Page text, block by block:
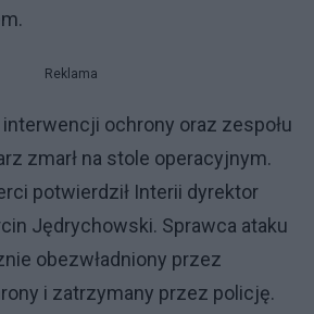
Reklama
ochrony oraz zespołu
zmarł na stole operacyjnym.
potwierdził Interii dyrektor
Jędrychowski. Sprawca ataku
obezwładniony przez
i zatrzymany przez policję.